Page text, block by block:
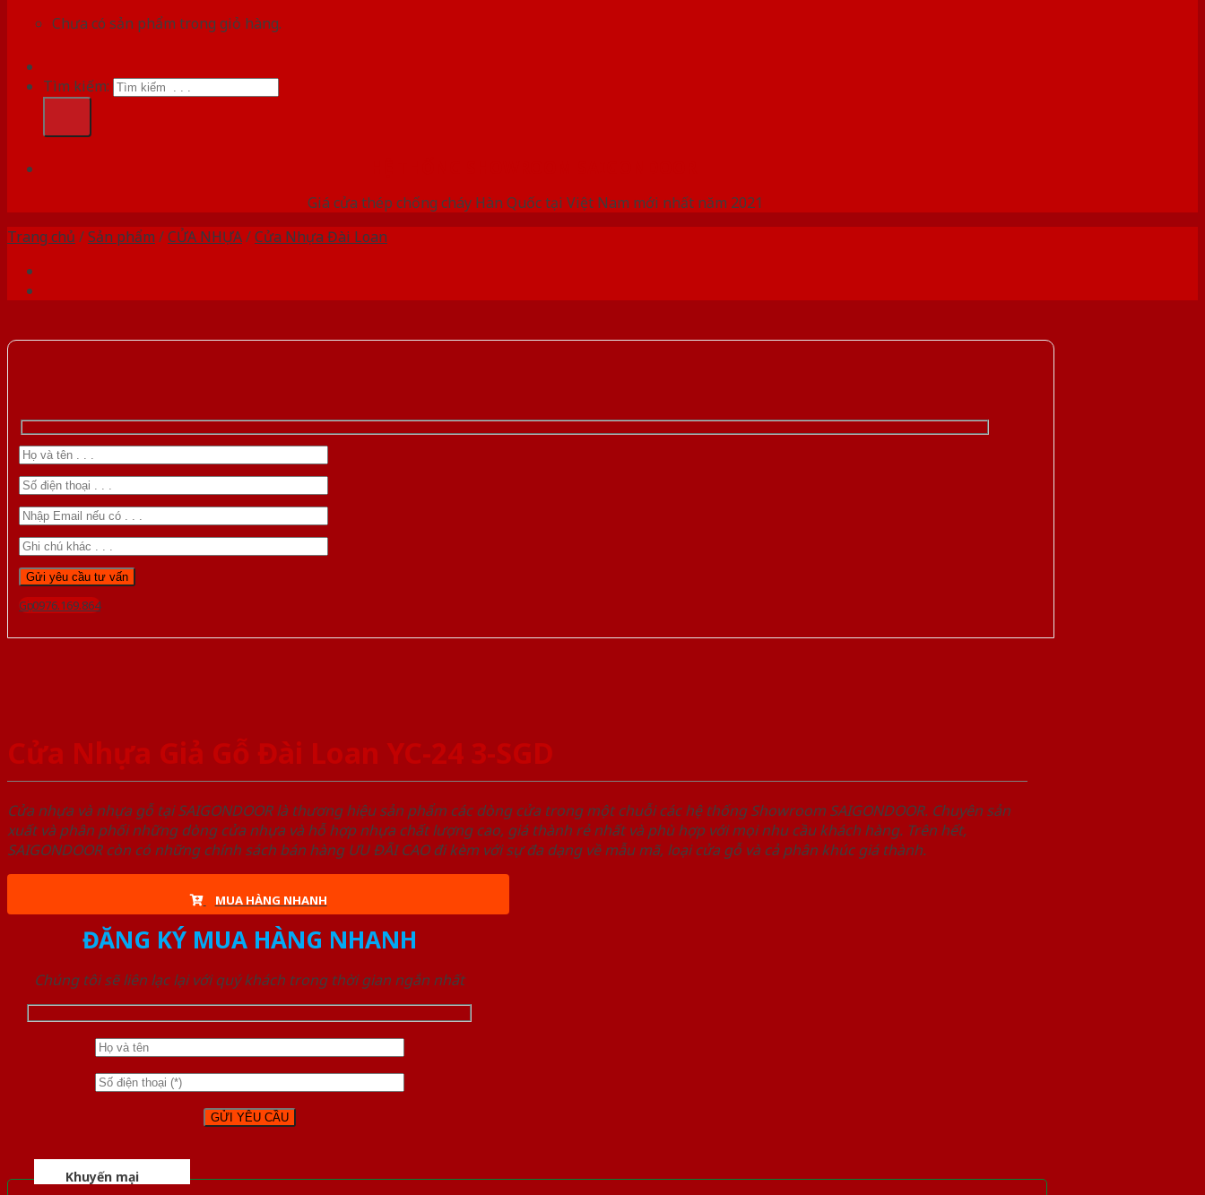
Chưa có sản phẩm trong giỏ hàng.
Tìm kiếm:
Giá cửa thép chống cháy Hàn Quốc tại Việt Nam mới nhất năm 2021
Trang chủ /Sản phẩm /CỬA NHỰA/Cửa Nhựa Đài Loan
Gọi 0976.169.864
Cửa Nhựa Giả Gỗ Đài Loan YC-24 3-SGD
Cửa nhựa và nhựa gỗ tại SAIGONDOOR là thương hiệu sản phẩm các dòng cửa trong một chuỗi các hệ thống Showroom SAIGONDOOR. Chuyên sản
xuất và phân phối những dòng cửa nhựa và hỗ hợp nhựa chất lượng cao, giá thành rẻ nhất và phù hợp với mọi nhu cầu khách hàng. Trên hết,
SAIGONDOOR còn có những chính sách bán hàng ƯU ĐÃI CAO đi kèm với sự đa dạng về mẫu mã, loại cửa gỗ và cả phân khúc giá thành.
MUA HÀNG NHANH
ĐĂNG KÝ MUA HÀNG NHANH
Chúng tôi sẽ liên lạc lại với quý khách trong thời gian ngắn nhất
Khuyến mại